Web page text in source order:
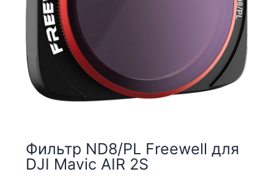
Фильтр ND8/PL Freewell для
DJI Mavic AIR 2S